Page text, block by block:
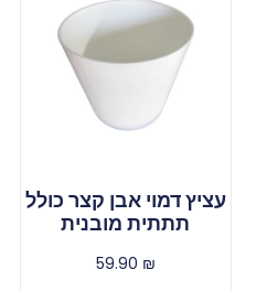
עציץ דמוי אבן קצר כולל
תתתית מובנית
59.90 ₪